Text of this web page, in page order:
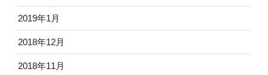
2019年1月
2018年12月
2018年11月